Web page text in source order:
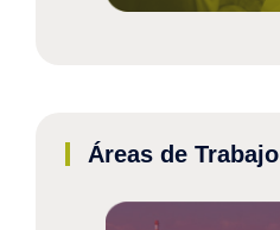
Áreas de Trabajo